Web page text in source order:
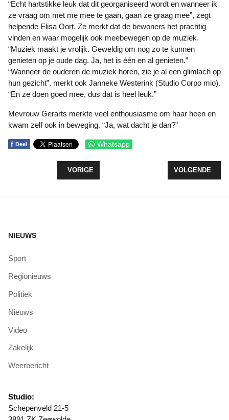
“Echt hartstikke leuk dat dit georganiseerd wordt en wanneer ik
ze vraag om met me mee te gaan, gaan ze graag mee”, zegt
helpende Elisa Oort. Ze merkt dat de bewoners het prachtig
vinden en waar mogelijk ook meebewegen op de muziek.
“Muziek maakt je vrolijk. Geweldig om nog zo te kunnen
genieten op je oude dag. Ja, het is één en al genieten.”
“Wanneer de ouderen de muziek horen, zie je al een glimlach op
hun gezicht”, merkt ook Janneke Westerink (Studio Corpo mio).
“En ze doen goed mee, dus dat is heel leuk.”
Mevrouw Gerarts merkte veel enthousiasme om haar heen en
kwam zelf ook in beweging. “Ja, wat dacht je dan?”
f Deel Whatsapp
VORIG ARTIKEL: RUILMIDDAG DEEN
VORIGE VOLGENDE
VOLGENDE
NIEUWS
Sport
Regionieuws
Politiek
Nieuws
Video
Zakelijk
Weerbericht
Studio:
Schepenveld 21-5